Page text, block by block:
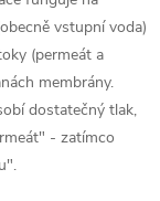
vstupní voda)
(permeát a
membrány.
dostatečný tlak,
- zatímco